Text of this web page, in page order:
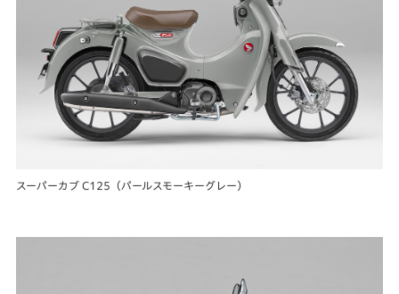
スーパーカブ C125（パールスモーキーグレー）